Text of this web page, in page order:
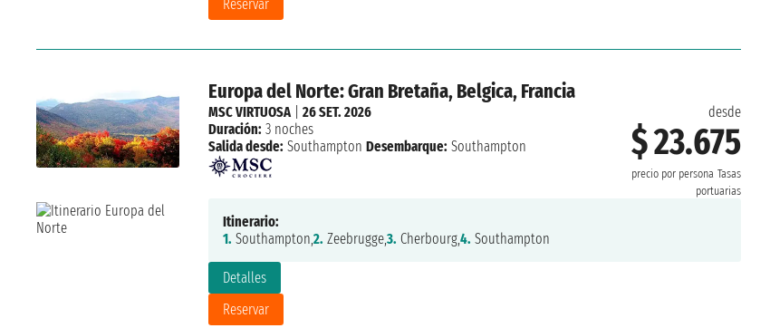
Reservar
Europa del Norte: Gran Bretaña, Belgica, Francia
desde
$ 23.675
precio por persona Tasas
portuarias
Detalles
Reservar
MSC VIRTUOSA| 26 SET. 2026
Duración: 3 noches
Salida desde: Southampton Desembarque: Southampton
Itinerario:
1. Southampton,2. Zeebrugge,3. Cherbourg,4. Southampton